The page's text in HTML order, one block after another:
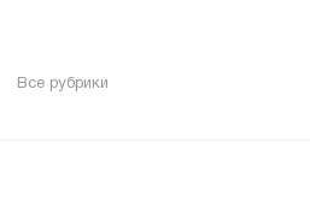
Все рубрики